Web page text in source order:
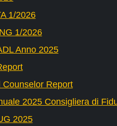
1/2026
1/2026
Anno 2025
Counselor Report
2025 Consigliera di
2025